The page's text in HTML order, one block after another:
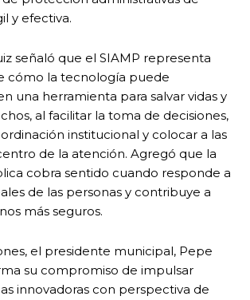
y efectiva.
señaló que el SIAMP representa
cómo la tecnología puede
una herramienta para salvar vidas y
al facilitar la toma de decisiones,
institucional y colocar a las
de la atención. Agregó que la
cobra sentido cuando responde a
de las personas y contribuye a
más seguros.
el presidente municipal, Pepe
su compromiso de impulsar
innovadoras con perspectiva de